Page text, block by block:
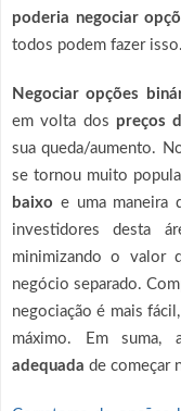
poderia negociar
todos podem fazer isso.
Negociar opções
em volta dos preços
sua queda/aumento.
se tornou muito
baixo e uma maneira
investidores desta
minimizando o valor
negócio separado.
negociação é mais
máximo. Em suma,
adequada de começar